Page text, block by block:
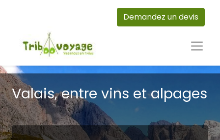
Demandez un devis
Valais, entre vins et alpages